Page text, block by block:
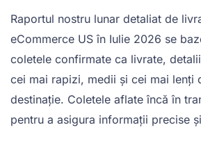
Raportul nostru lunar detaliat de
eCommerce US în Iulie 2026 se
coletele confirmate ca livrate,
cei mai rapizi, medii și cei mai lenți
destinație. Coletele aflate încă în
pentru a asigura informații precise